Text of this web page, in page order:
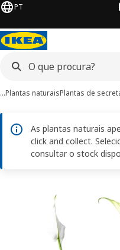
PT
…Plantas naturaisPlantas de
As plantas naturais
click and collect.
consultar o stock
de SPATHIPHYLLUM